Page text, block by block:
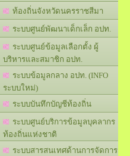
ท้องถิ่นจังหวัดนครราชสีมา
ระบบศูนย์พัฒนาเด็กเล็ก อปท.
ระบบศูนย์ข้อมูลเลือกตั้ง ผู้
บริหารและสมาชิก อปท.
ระบบข้อมูลกลาง อปท. (INFO
ระบบใหม่)
ระบบบันทึกบัญชีท้องถิ่น
ระบบศูนย์บริการข้อมูลบุคลากร
ท้องถิ่นแห่งชาติ
ระบบสารสนเทศด้านการจัดการ